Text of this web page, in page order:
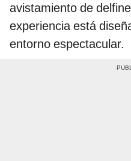
avistamiento de
experiencia está
entorno espectacular.